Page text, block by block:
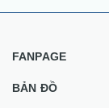
FANPAGE
BẢN ĐỒ